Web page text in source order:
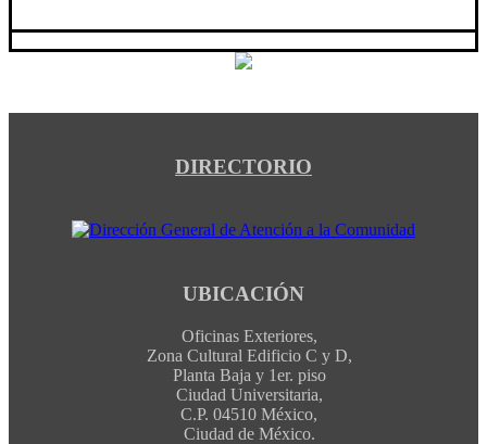
DIRECTORIO
UBICACIÓN
Oficinas Exteriores,
Zona Cultural Edificio C y D,
Planta Baja y 1er. piso
Ciudad Universitaria,
C.P. 04510 México,
Ciudad de México.